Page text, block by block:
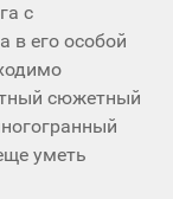
с
в его особой
сюжетный
уметь